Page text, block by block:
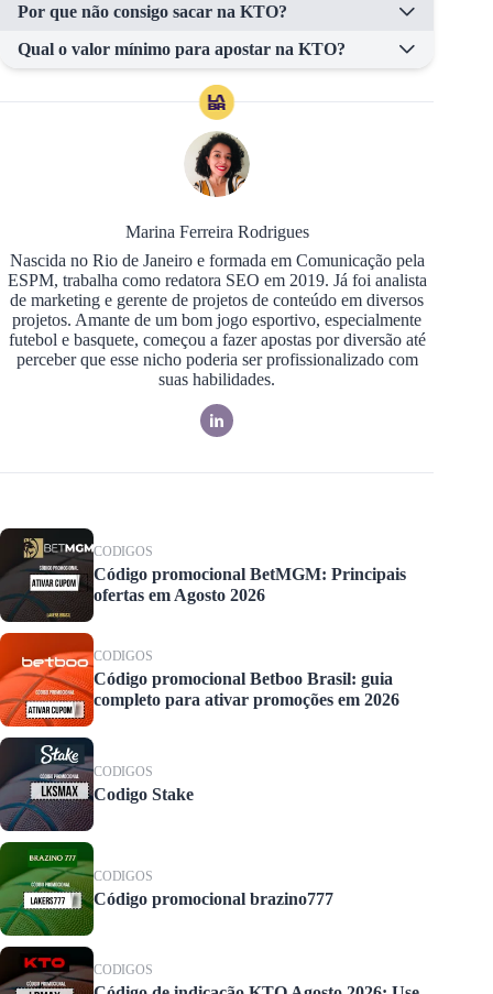
Por que não consigo sacar na KTO?
Qual o valor mínimo para apostar na KTO?
Marina Ferreira Rodrigues
Nascida no Rio de Janeiro e formada em Comunicação pela
ESPM, trabalha como redatora SEO em 2019. Já foi analista
de marketing e gerente de projetos de conteúdo em diversos
projetos. Amante de um bom jogo esportivo, especialmente
futebol e basquete, começou a fazer apostas por diversão até
perceber que esse nicho poderia ser profissionalizado com
suas habilidades.
CODIGOS
Código promocional BetMGM: Principais
ofertas em Agosto 2026
CODIGOS
Código promocional Betboo Brasil: guia
completo para ativar promoções em 2026
CODIGOS
Codigo Stake
CODIGOS
Código promocional brazino777
CODIGOS